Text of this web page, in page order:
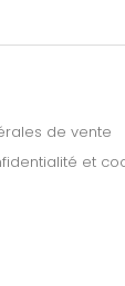
de vente
et